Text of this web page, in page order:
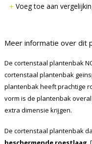
Voeg toe aan
Meer informatie over dit
De cortenstaal plantenbak
cortenstaal plantenbak
plantenbak heeft prachtige
vorm is de plantenbak
extra dimensie krijgen.
De cortenstaal plantenbak